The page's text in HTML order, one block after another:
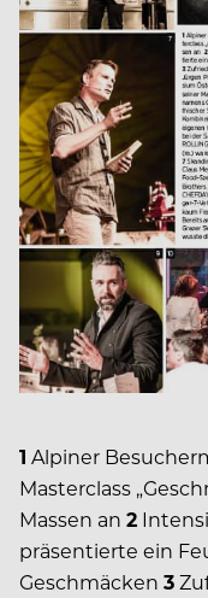
1 Alpiner
Masterclass
Massen an 2
präsentierte ein
Geschmäcken 3